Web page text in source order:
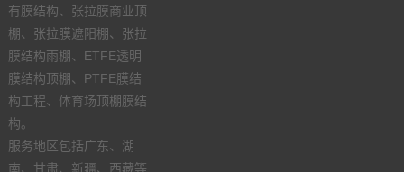
有膜结构、张拉膜商业顶
棚、张拉膜遮阳棚、张拉
膜结构雨棚、ETFE透明
膜结构顶棚、PTFE膜结
构工程、体育场顶棚膜结
构。
服务地区包括广东、湖
南、甘肃、新疆、西藏等